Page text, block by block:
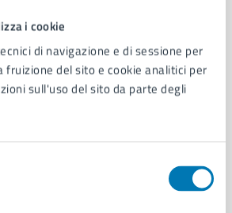
i cookie
di navigazione e di sessione per
del sito e cookie analitici per
sull'uso del sito da parte degli